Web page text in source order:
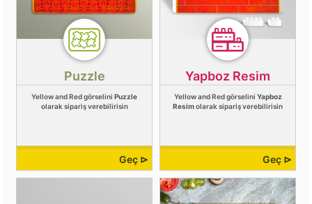
Puzzle
Yellow and Red görselini Puzzle
olarak sipariş verebilirisin
Geç ⊳
Yapboz Resim
Yellow and Red görselini Yapboz
Resimolarak sipariş verebilirisin
Geç ⊳